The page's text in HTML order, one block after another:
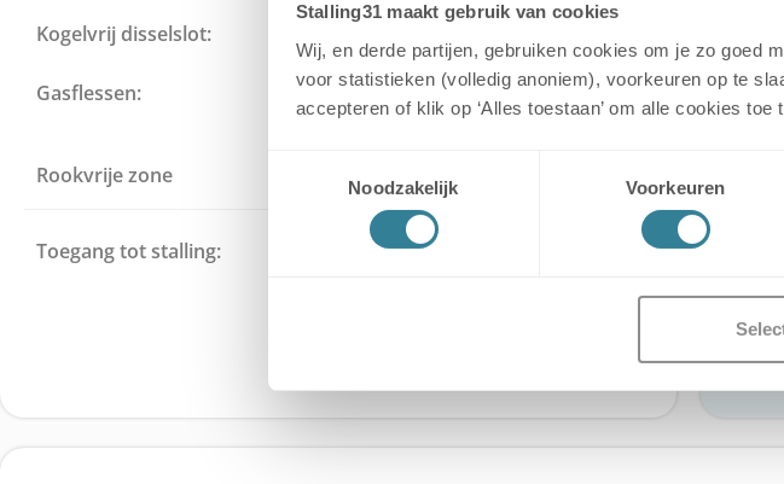
Stalling31 maakt gebruik van cookies
Wij, en derde partijen, gebruiken cookies om je zo goed
voor statistieken (volledig anoniem), voorkeuren op te
accepteren of klik op ‘Alles toestaan’ om alle cookies
Noodzakelijk
Voorkeuren
Kogelvrij disselslot:
Gasflessen:
Gasflessen verboden in het object te
laten
Rookvrije zone
De gehele stalling is een rookvrije zone
Toegang tot stalling:
Je krijgt een persoonlijke Digitale
zonder een geldige afspraak